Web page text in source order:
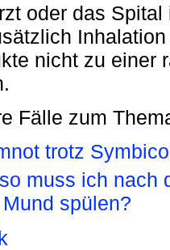
oder das
nicht zu einer
Fälle zum
trotz
muss ich nach
spülen?